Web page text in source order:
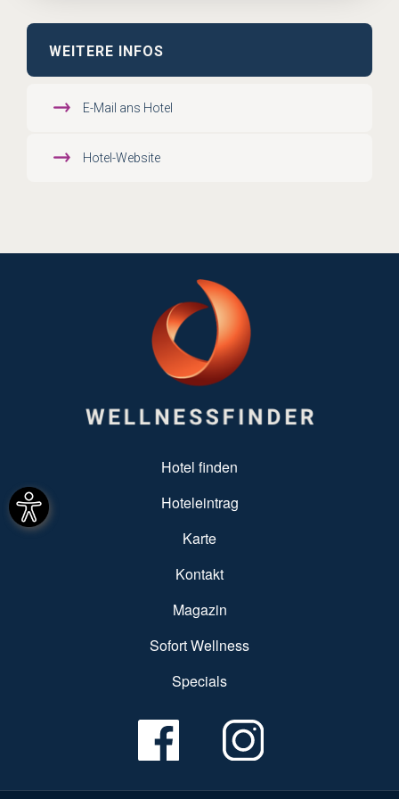
WEITERE INFOS
E-Mail ans Hotel
Hotel-Website
SUBFOOTER MENUHotel finden
Hoteleintrag
Karte
Kontakt
Magazin
Sofort Wellness
Specials